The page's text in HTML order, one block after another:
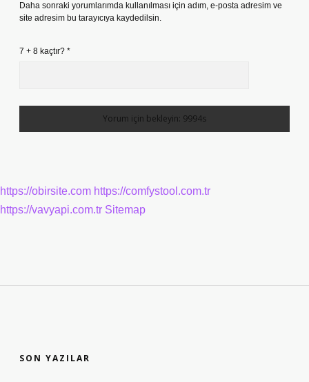
Daha sonraki yorumlarımda kullanılması için adım, e-posta adresim ve
site adresim bu tarayıcıya kaydedilsin.
7 + 8 kaçtır? *
https://obirsite.com https://comfystool.com.tr
https://vavyapi.com.tr Sitemap
SON YAZILAR